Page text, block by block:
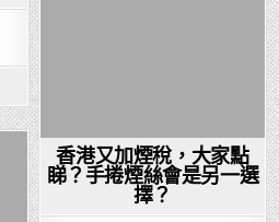
香港又加煙稅，大家點
睇？手捲煙絲會是另一選
擇？